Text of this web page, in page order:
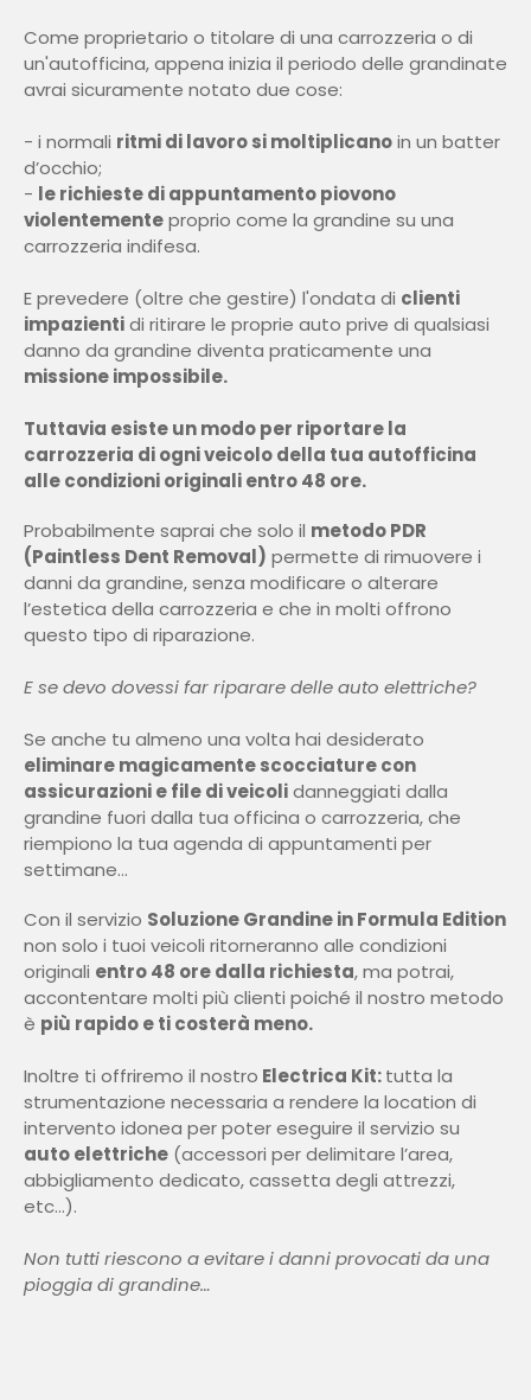
Come proprietario o titolare di una carrozzeria o di
un'autofficina, appena inizia il periodo delle grandinate
avrai sicuramente notato due cose:
- i normali ritmi di lavoro si moltiplicanoin un batter
d’occhio;
- le richieste di appuntamento piovono
violentementeproprio come la grandine su una
carrozzeria indifesa.
E prevedere (oltre che gestire) l'ondata di clienti
impazientidi ritirare le proprie auto prive di qualsiasi
danno da grandine diventa praticamente una
missione impossibile.
Tuttavia esiste un modo per riportare la
carrozzeria di ogni veicolo della tua autofficina
alle condizioni originali entro 48 ore.
Probabilmente saprai che solo il metodo PDR
(Paintless Dent Removal) permette di rimuovere i
danni da grandine, senza modificare o alterare
l’estetica della carrozzeria e che in molti offrono
questo tipo di riparazione.
E se devo dovessi far riparare delle auto elettriche?
Se anche tu almeno una volta hai desiderato
eliminare magicamente scocciature con
assicurazioni e file di veicolidanneggiati dalla
grandine fuori dalla tua officina o carrozzeria, che
riempiono la tua agenda di appuntamenti per
settimane…
Con il servizio Soluzione Grandine in Formula Edition
non solo i tuoi veicoli ritorneranno alle condizioni
originali entro 48 ore dalla richiesta, ma potrai,
accontentare molti più clienti poiché il nostro metodo
è più rapido e ti costerà meno.
Inoltre ti offriremo il nostro Electrica Kit:tutta la
strumentazione necessaria a rendere la location di
intervento idonea per poter eseguire il servizio su
auto elettriche (accessori per delimitare l’area,
abbigliamento dedicato, cassetta degli attrezzi,
etc…).
Non tutti riescono a evitare i danni provocati da una
pioggia di grandine…